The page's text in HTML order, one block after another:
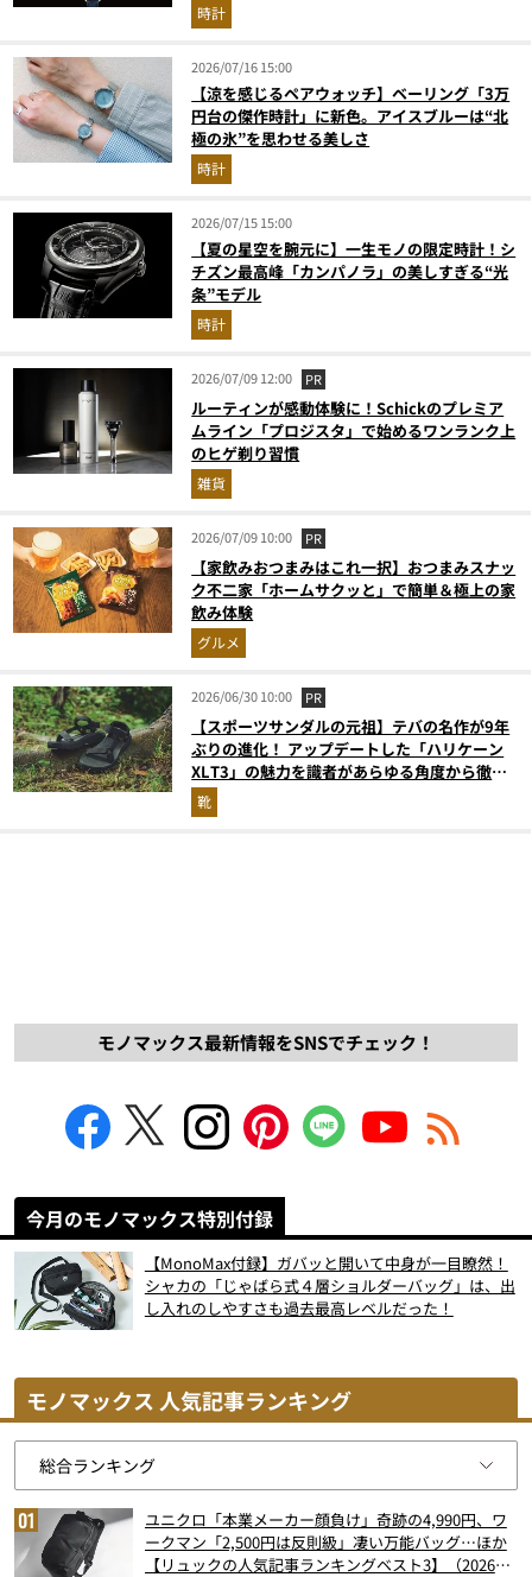
時計
2026/07/16 15:00
【涼を感じるペアウォッチ】ベーリング「3万
円台の傑作時計」に新色。アイスブルーは“北
極の氷”を思わせる美しさ
時計
2026/07/15 15:00
【夏の星空を腕元に】一生モノの限定時計！シ
チズン最高峰「カンパノラ」の美しすぎる“光
条”モデル
時計
2026/07/09 12:00 PR
ルーティンが感動体験に！Schickのプレミア
ムライン「プロジスタ」で始めるワンランク上
のヒゲ剃り習慣
雑貨
2026/07/09 10:00 PR
【家飲みおつまみはこれ一択】おつまみスナッ
ク不二家「ホームサクッと」で簡単＆極上の家
飲み体験
グルメ
2026/06/30 10:00 PR
【スポーツサンダルの元祖】テバの名作が9年
ぶりの進化！ アップデートした「ハリケーン
XLT3」の魅力を識者があらゆる角度から徹底
解説！
靴
モノマックス最新情報をSNSでチェック！
今月のモノマックス特別付録
【MonoMax付録】ガバッと開いて中身が一目瞭然！
シャカの「じゃばら式４層ショルダーバッグ」は、出
し入れのしやすさも過去最高レベルだった！
モノマックス 人気記事ランキング
ユニクロ「本業メーカー顔負け」奇跡の4,990円、ワ
ークマン「2,500円は反則級」凄い万能バッグ…ほか
【リュックの人気記事ランキングベスト3】（2026年